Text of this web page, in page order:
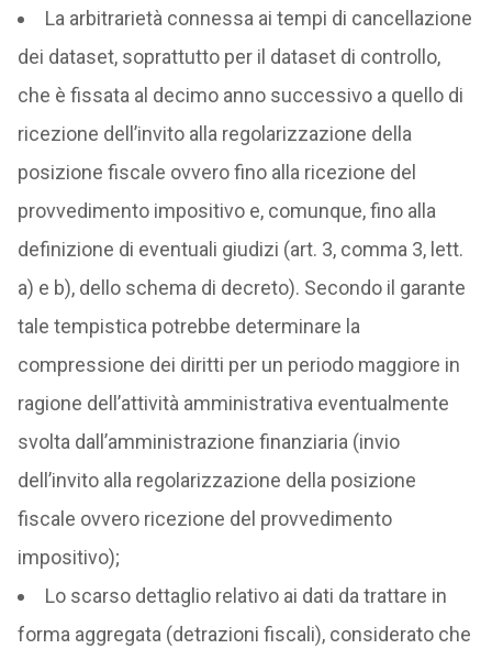
La arbitrarietà connessa ai tempi di cancellazione
dei dataset, soprattutto per il dataset di controllo,
che è fissata al decimo anno successivo a quello di
ricezione dell’invito alla regolarizzazione della
posizione fiscale ovvero fino alla ricezione del
provvedimento impositivo e, comunque, fino alla
definizione di eventuali giudizi (art. 3, comma 3, lett.
a) e b), dello schema di decreto). Secondo il garante
tale tempistica potrebbe determinare la
compressione dei diritti per un periodo maggiore in
ragione dell’attività amministrativa eventualmente
svolta dall’amministrazione finanziaria (invio
dell’invito alla regolarizzazione della posizione
fiscale ovvero ricezione del provvedimento
impositivo);
Lo scarso dettaglio relativo ai dati da trattare in
forma aggregata (detrazioni fiscali), considerato che